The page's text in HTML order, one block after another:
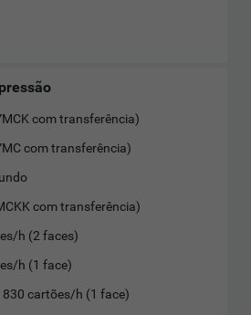
com transferência)
com transferência)
com transferência)
h (2 faces)
h (1 face)
cartões/h (1 face)